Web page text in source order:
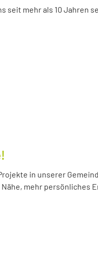
seit mehr als 10 Jahren
in unserer
mehr persönliches